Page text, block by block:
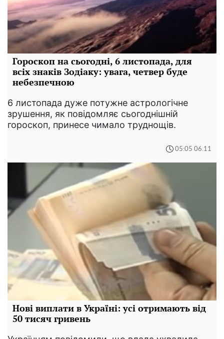
Гороскоп на сьогодні, 6 листопада, для
всіх знаків Зодіаку: увага, четвер буде
небезпечною
6 листопада дуже потужне астрологічне
зрушення, як повідомляє сьогоднішній
гороскоп, принесе чимало труднощів.
05:05 06.11
Нові виплати в Україні: усі отримають від
50 тисяч гривень